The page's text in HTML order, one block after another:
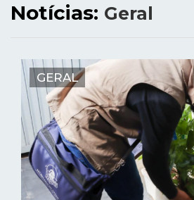
Notícias: Geral
GERAL